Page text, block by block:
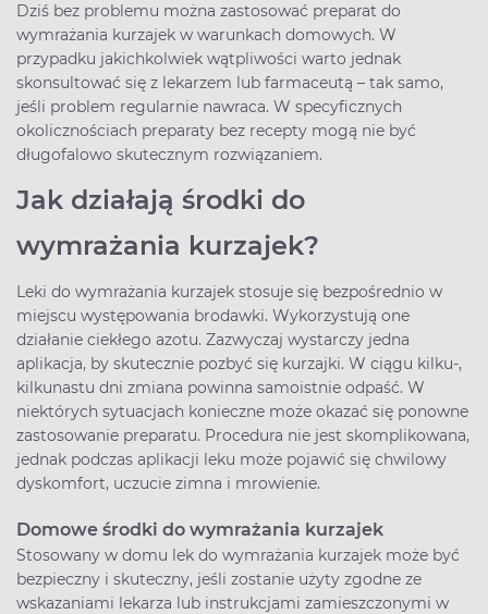
Dziś bez problemu można zastosować preparat do
wymrażania kurzajek w warunkach domowych. W
przypadku jakichkolwiek wątpliwości warto jednak
skonsultować się z lekarzem lub farmaceutą – tak samo,
jeśli problem regularnie nawraca. W specyficznych
okolicznościach preparaty bez recepty mogą nie być
długofalowo skutecznym rozwiązaniem.
Jak działają środki do
wymrażania kurzajek?
Leki do wymrażania kurzajek stosuje się bezpośrednio w
miejscu występowania brodawki. Wykorzystują one
działanie ciekłego azotu. Zazwyczaj wystarczy jedna
aplikacja, by skutecznie pozbyć się kurzajki. W ciągu kilku-,
kilkunastu dni zmiana powinna samoistnie odpaść. W
niektórych sytuacjach konieczne może okazać się ponowne
zastosowanie preparatu. Procedura nie jest skomplikowana,
jednak podczas aplikacji leku może pojawić się chwilowy
dyskomfort, uczucie zimna i mrowienie.
Domowe środki do wymrażania kurzajek
Stosowany w domu lek do wymrażania kurzajek może być
bezpieczny i skuteczny, jeśli zostanie użyty zgodne ze
wskazaniami lekarza lub instrukcjami zamieszczonymi w